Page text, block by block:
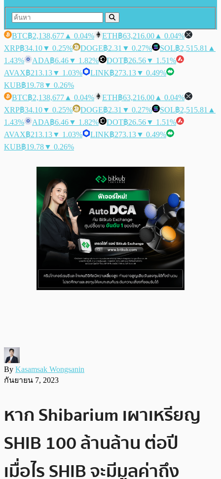
BTC฿2,138,677 ▲ 0.04% ETH฿63,216.00 ▲ 0.04%
XRP฿34.10▼ 0.25% DOGE฿2.31 ▼ 0.27% SOL฿2,515.81 ▲
1.43%
ADA฿6.46▼ 1.82% DOT฿26.56▼ 1.51%
AVAX฿213.13▼ 1.03% LINK฿273.13▼ 0.49%
KUB฿19.78▼ 0.26%
BTC฿2,138,677 ▲ 0.04% ETH฿63,216.00 ▲ 0.04%
XRP฿34.10▼ 0.25% DOGE฿2.31 ▼ 0.27% SOL฿2,515.81 ▲
1.43%
ADA฿6.46▼ 1.82% DOT฿26.56▼ 1.51%
AVAX฿213.13▼ 1.03% LINK฿273.13▼ 0.49%
KUB฿19.78▼ 0.26%
By Kasamsak Wongsanin
กันยายน 7, 2023
หาก Shibarium เผาเหรียญ
SHIB 100 ล้านล้าน ต่อปี
เมื่อไร SHIB จะมีมูลค่าถึง